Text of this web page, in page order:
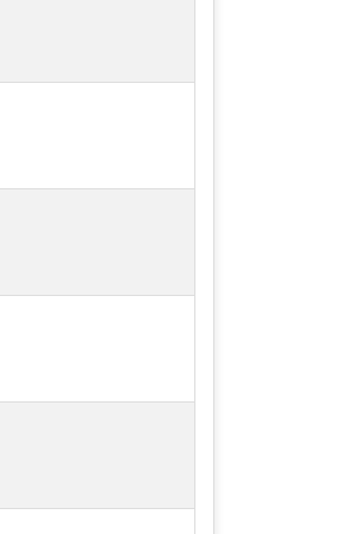
máy bơm hóa
hoạt động mà
mồi bơm, chu